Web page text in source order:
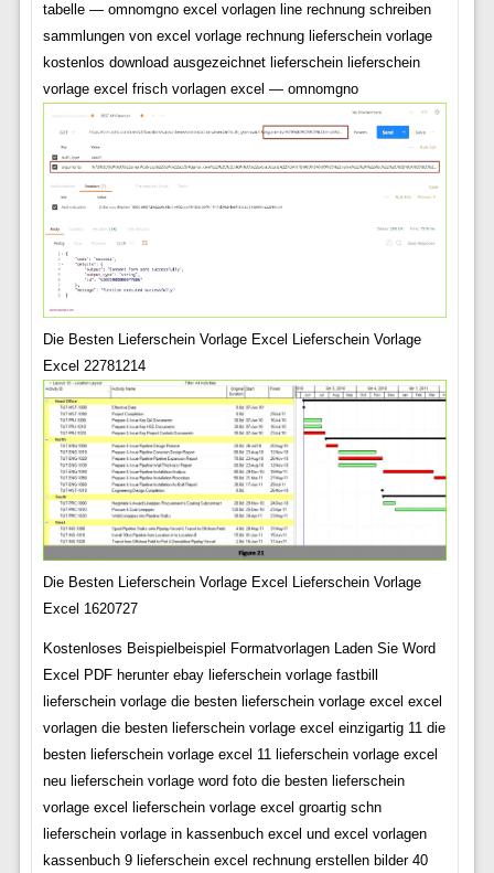
tabelle — omnomgno excel vorlagen line rechnung schreiben
sammlungen von excel vorlage rechnung lieferschein vorlage
kostenlos download ausgezeichnet lieferschein lieferschein
vorlage excel frisch vorlagen excel — omnomgno
Die Besten Lieferschein Vorlage Excel Lieferschein Vorlage
Excel 22781214
Die Besten Lieferschein Vorlage Excel Lieferschein Vorlage
Excel 1620727
Kostenloses Beispielbeispiel Formatvorlagen Laden Sie Word
Excel PDF herunter ebay lieferschein vorlage fastbill
lieferschein vorlage die besten lieferschein vorlage excel excel
vorlagen die besten lieferschein vorlage excel einzigartig 11 die
besten lieferschein vorlage excel 11 lieferschein vorlage excel
neu lieferschein vorlage word foto die besten lieferschein
vorlage excel lieferschein vorlage excel groartig schn
lieferschein vorlage in kassenbuch excel und excel vorlagen
kassenbuch 9 lieferschein excel rechnung erstellen bilder 40